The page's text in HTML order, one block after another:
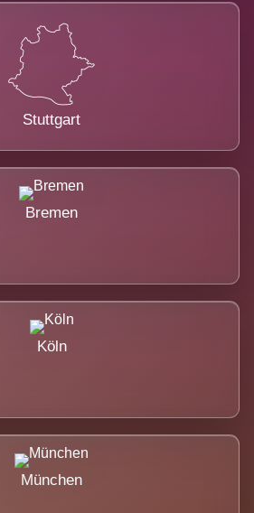
Stuttgart
Bremen
Köln
München